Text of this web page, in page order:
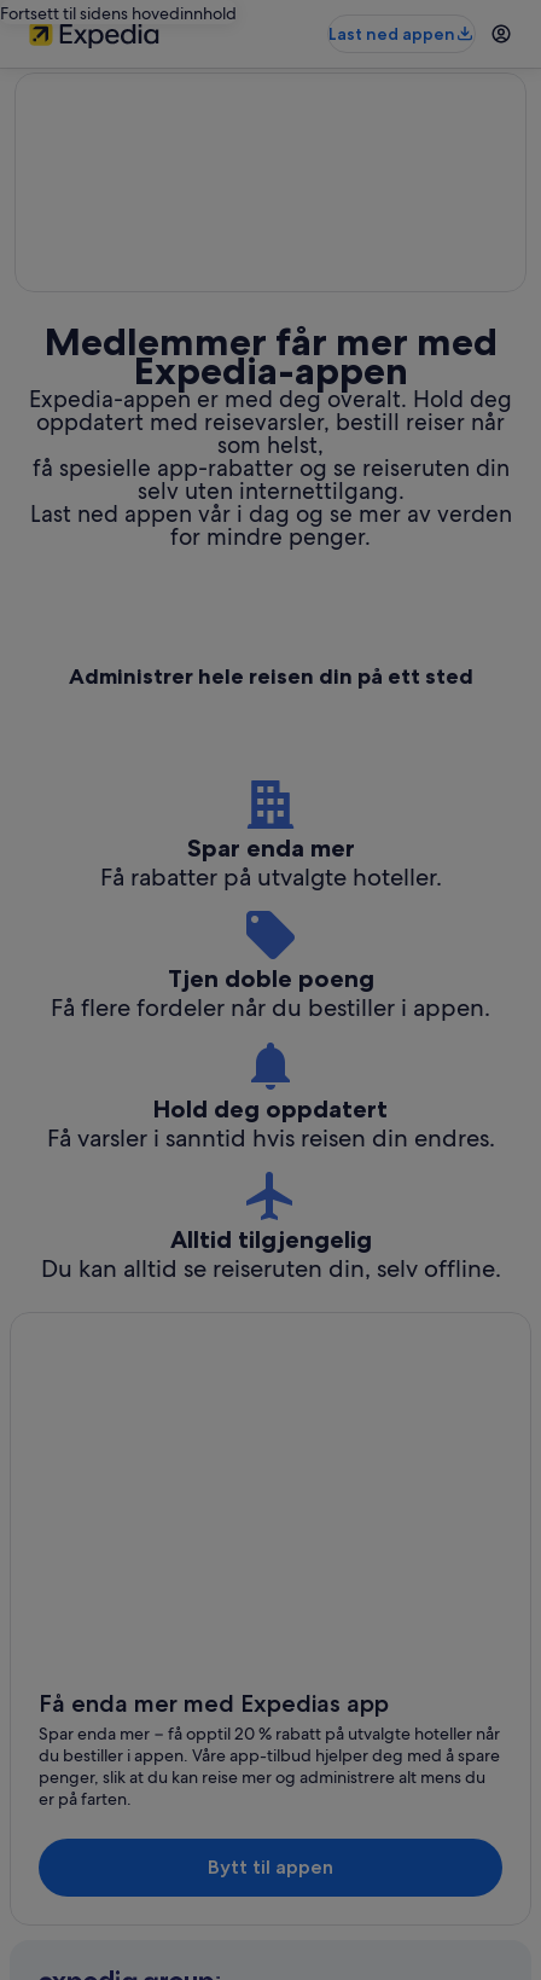
Fortsett til sidens hovedinnhold
Last ned appen
Medlemmer får mer med
Expedia-appen
Expedia-appen er med deg overalt. Hold deg
oppdatert med reisevarsler, bestill reiser når
som helst,
få spesielle app-rabatter og se reiseruten din
selv uten internettilgang.
Last ned appen vår i dag og se mer av verden
for mindre penger.
Administrer hele reisen din på ett sted
Spar enda mer
Få rabatter på utvalgte hoteller.
Tjen doble poeng
Få flere fordeler når du bestiller i appen.
Hold deg oppdatert
Få varsler i sanntid hvis reisen din endres.
Alltid tilgjengelig
Du kan alltid se reiseruten din, selv offline.
Få enda mer med Expedias app
Spar enda mer − få opptil 20 % rabatt på utvalgte hoteller når
du bestiller i appen. Våre app-tilbud hjelper deg med å spare
penger, slik at du kan reise mer og administrere alt mens du
er på farten.
Bytt til appen